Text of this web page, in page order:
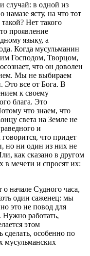
случай: в одной из
ясту, на что тот
Нет такого
проявление
языку, а
Когда мусульманин
Господом, Творцом,
что он доволен
Мы не выбираем
Это все от Бога. В
к своему
блага. Это
что знаем, что
света на Земле не
и
что придет
но ни один из них не
как сказано в другом
в мечети и спросят их:
начале Судного часа,
один саженец: мы
это не повод для
работать,
этом
сделать, особенно по
мусульманских